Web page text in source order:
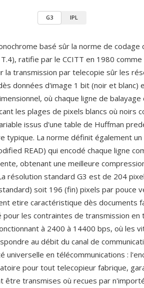
G3 IPL
basé sûr la norme de codage
ratifie par le CCITT en 1980
la transmission par telecopie sûr les
données d'image 1 bit (noir et blanc)
où chaque ligne de
les plages de pixels blancs où noirs
issus d'une table de Huffman
typique. La norme définit également
READ) qui encodé chaque ligne
obtenant une meilleure
résolution standard G3 est de 204
soit 196 (fin) pixels par pouce
etire caractéristique dès documents
les contraintes de transmission en
à 2400 à 14400 bps, où les
au débit du canal de
universelle en télécommunications :
pour tout telecopieur fabrique,
être transmises où recues par